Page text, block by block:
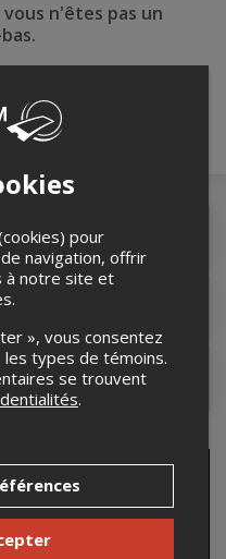
n'êtes pas un
pour
navigation, offrir
à notre site et
», vous consentez
les types de témoins.
se trouvent
.